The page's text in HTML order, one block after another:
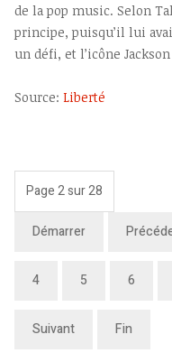
de la pop music. Selon
principe, puisqu’il lui
un défi, et l’icône
Source: Liberté
Page 2 sur 28
Démarrer
4 5 6
Suivant Fin